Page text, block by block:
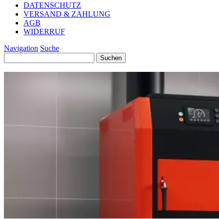
DATENSCHUTZ
VERSAND & ZAHLUNG
AGB
WIDERRUF
Navigation Suche
nach: